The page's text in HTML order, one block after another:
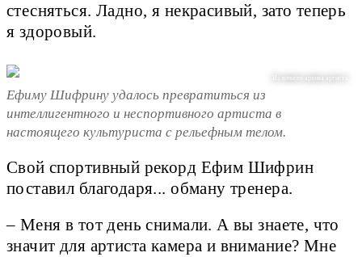
стесняться. Ладно, я некрасивый, зато теперь
я здоровый.
Из личного архива артиста
Ефиму Шифрину удалось превратиться из
интеллигентного и неспортивного артиста в
настоящего культуриста с рельефным телом.
Свой спортивный рекорд Ефим Шифрин
поставил благодаря... обману тренера.
– Меня в тот день снимали. А вы знаете, что
значит для артиста камера и внимание? Мне